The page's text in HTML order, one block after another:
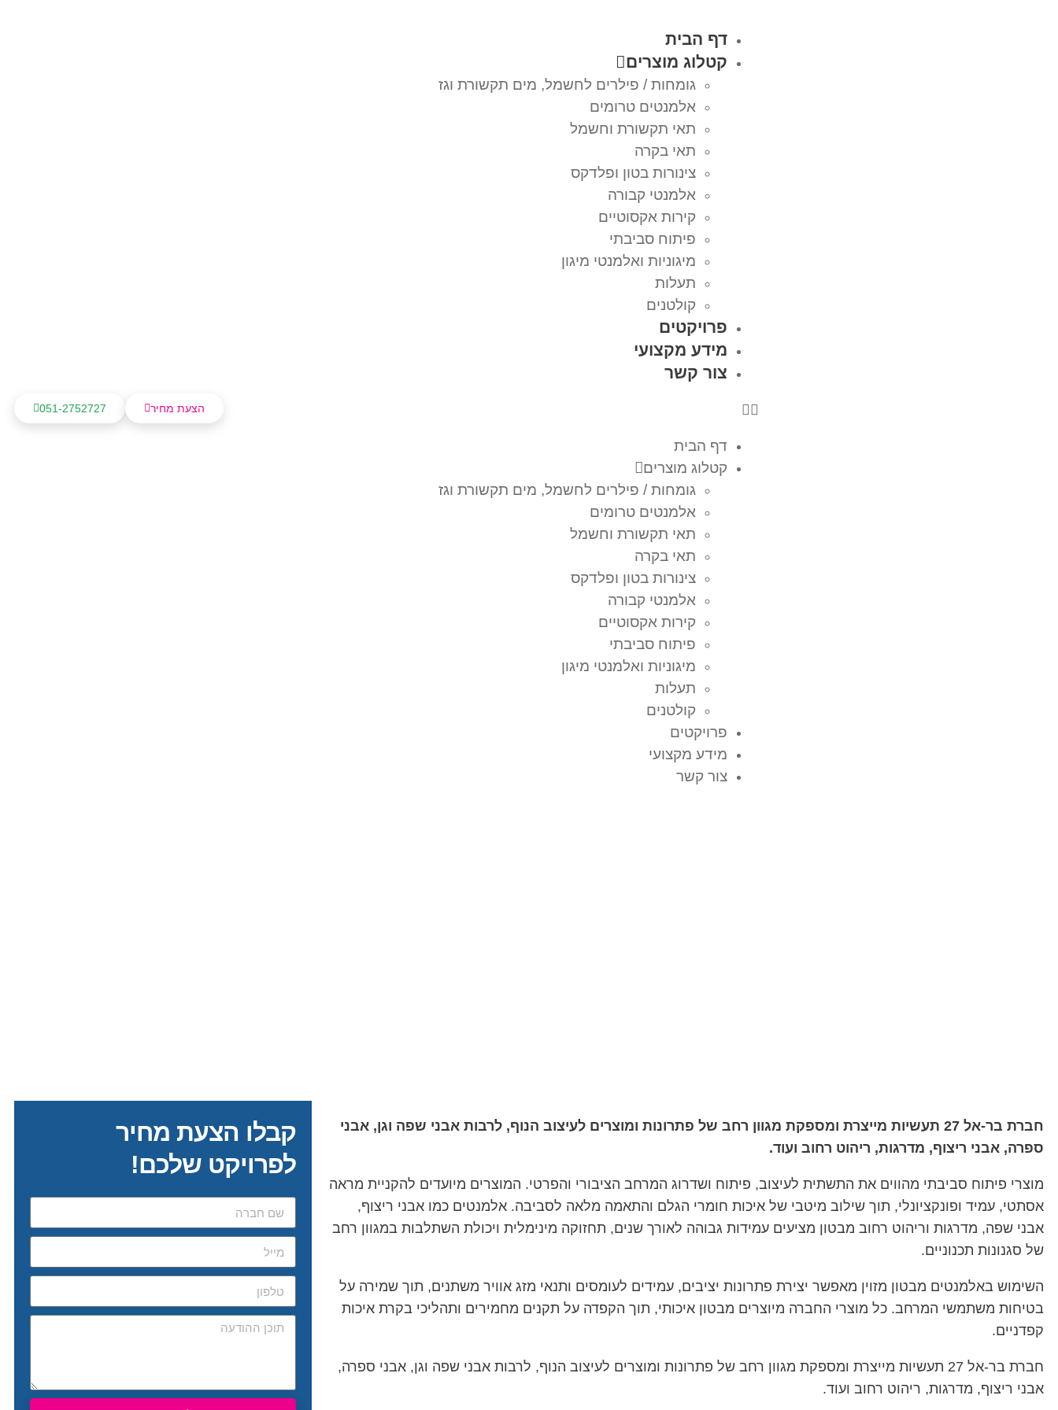
דף הבית
קטלוג מוצרים
גומחות / פילרים לחשמל, מים תקשורת וגז
אלמנטים טרומים
תאי תקשורת וחשמל
תאי בקרה
צינורות בטון ופלדקס
אלמנטי קבורה
קירות אקסוטיים
פיתוח סביבתי
מיגוניות ואלמנטי מיגון
תעלות
קולטנים
פרויקטים
מידע מקצועי
צור קשר
דף הבית
קטלוג מוצרים
גומחות / פילרים לחשמל, מים תקשורת וגז
אלמנטים טרומים
תאי תקשורת וחשמל
תאי בקרה
צינורות בטון ופלדקס
אלמנטי קבורה
קירות אקסוטיים
פיתוח סביבתי
מיגוניות ואלמנטי מיגון
תעלות
קולטנים
פרויקטים
מידע מקצועי
צור קשר
051-2752727 הצעת מחיר
חברת בר-אל 27 תעשיות מייצרת ומספקת מגוון רחב של פתרונות ומוצרים לעיצוב הנוף, לרבות אבני שפה וגן, אבני
ספרה, אבני ריצוף, מדרגות, ריהוט רחוב ועוד.
מוצרי פיתוח סביבתי מהווים את התשתית לעיצוב, פיתוח ושדרוג המרחב הציבורי והפרטי. המוצרים מיועדים להקניית מראה
אסתטי, עמיד ופונקציונלי, תוך שילוב מיטבי של איכות חומרי הגלם והתאמה מלאה לסביבה. אלמנטים כמו אבני ריצוף,
אבני שפה, מדרגות וריהוט רחוב מבטון מציעים עמידות גבוהה לאורך שנים, תחזוקה מינימלית ויכולת השתלבות במגוון רחב
של סגנונות תכנוניים.
השימוש באלמנטים מבטון מזוין מאפשר יצירת פתרונות יציבים, עמידים לעומסים ותנאי מזג אוויר משתנים, תוך שמירה על
בטיחות משתמשי המרחב. כל מוצרי החברה מיוצרים מבטון איכותי, תוך הקפדה על תקנים מחמירים ותהליכי בקרת איכות
קפדניים.
חברת בר-אל 27 תעשיות מייצרת ומספקת מגוון רחב של פתרונות ומוצרים לעיצוב הנוף, לרבות אבני שפה וגן, אבני ספרה,
אבני ריצוף, מדרגות, ריהוט רחוב ועוד.
קבלו הצעת מחיר
לפרויקט שלכם!